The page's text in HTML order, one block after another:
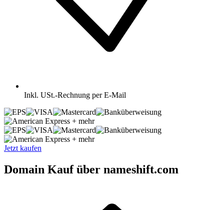
Inkl. USt.-Rechnung per E-Mail
+ mehr
+ mehr
Jetzt kaufen
Domain Kauf über nameshift.com